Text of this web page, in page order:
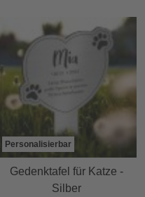
Personalisierbar
Gedenktafel für Katze -
Silber